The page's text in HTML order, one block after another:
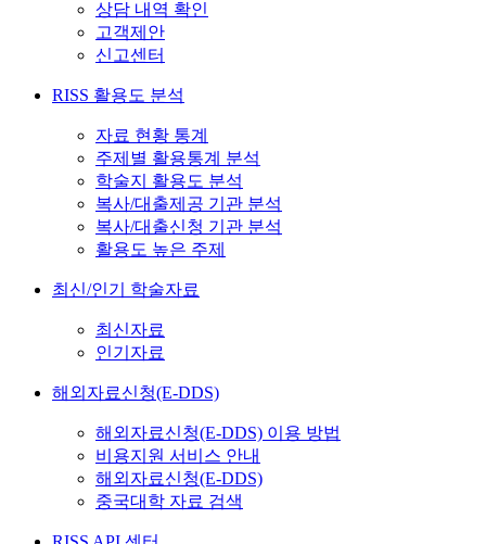
상담 내역 확인
고객제안
신고센터
RISS 활용도 분석
자료 현황 통계
주제별 활용통계 분석
학술지 활용도 분석
복사/대출제공 기관 분석
복사/대출신청 기관 분석
활용도 높은 주제
최신/인기 학술자료
최신자료
인기자료
해외자료신청(E-DDS)
해외자료신청(E-DDS) 이용 방법
비용지원 서비스 안내
해외자료신청(E-DDS)
중국대학 자료 검색